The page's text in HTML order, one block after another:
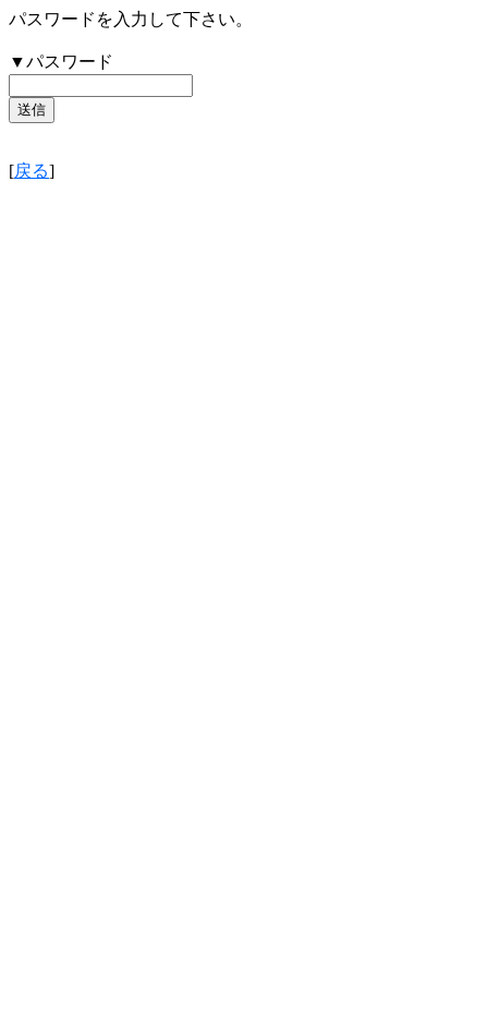
パスワードを入力して下さい。
▼パスワード
[戻る]